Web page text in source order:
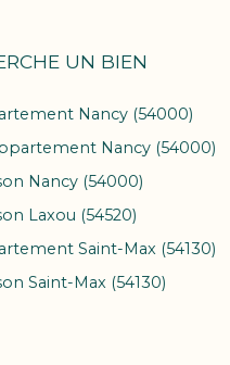
UN BIEN
Nancy (54000)
Nancy (54000)
Nancy (54000)
Laxou (54520)
Saint-Max (54130)
Saint-Max (54130)